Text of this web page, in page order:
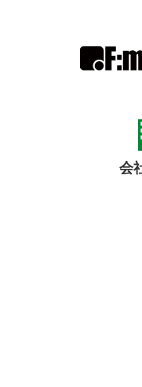
会